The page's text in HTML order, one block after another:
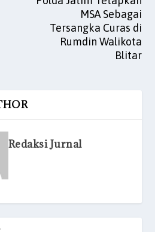
MSA Sebagai
Tersangka Curas di
Rumdin Walikota
Blitar
Redaksi Jurnal